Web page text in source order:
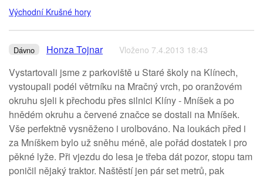
Východní Krušné hory
Dávno Honza Tojnar Vloženo 7.4.2013 18:43
Vystartovali jsme z parkoviště u Staré školy na Klínech,
vystoupali podél větrníku na Mračný vrch, po oranžovém
okruhu sjeli k přechodu přes silnici Klíny - Mníšek a po
hnědém okruhu a červené značce se dostali na Mníšek.
Vše perfektně vysněženo i urolbováno. Na loukách před i
za Mníškem bylo už sněhu méně, ale pořád dostatek i pro
pěkné lyže. Při vjezdu do lesa je třeba dát pozor, stopu tam
poničil nějaký traktor. Naštěstí jen pár set metrů, pak